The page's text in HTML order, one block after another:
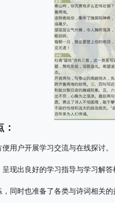
用户开展学习交流与在线探讨。
现出良好的学习指导与学习解答
同时也准备了各类与诗词相关